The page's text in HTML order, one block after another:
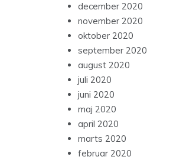
december 2020
november 2020
oktober 2020
september 2020
august 2020
juli 2020
juni 2020
maj 2020
april 2020
marts 2020
februar 2020